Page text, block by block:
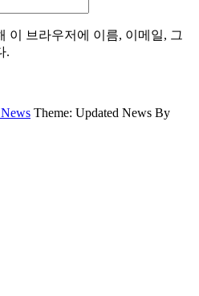
이 브라우저에 이름, 이메일, 그
.
Theme: Updated News By